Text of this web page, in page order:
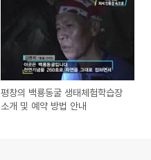
평창의 백룡동굴 생태체험학습장
소개 및 예약 방법 안내